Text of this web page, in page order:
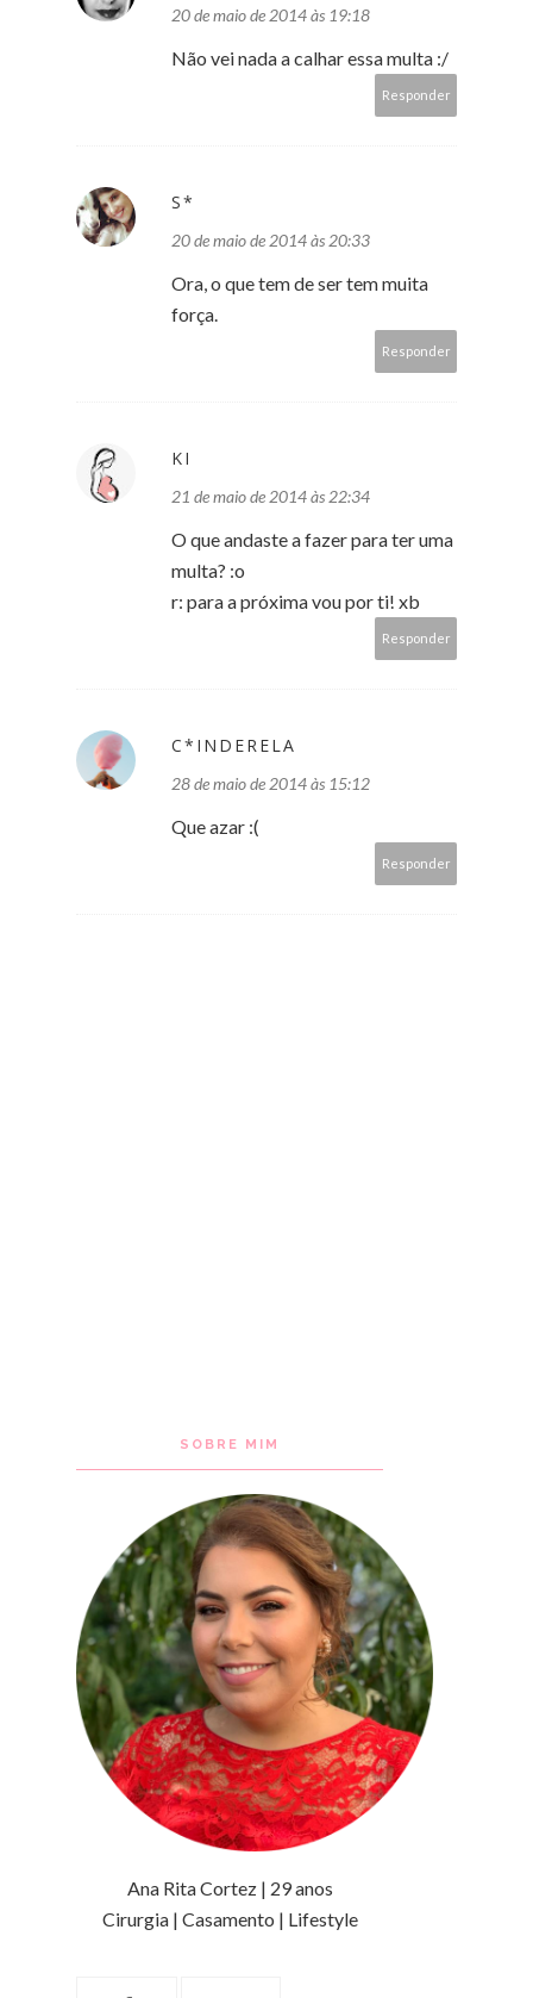
20 de maio de 2014 às 19:18
Não vei nada a calhar essa multa :/
Responder
S*
20 de maio de 2014 às 20:33
Ora, o que tem de ser tem muita
força.
Responder
KI
21 de maio de 2014 às 22:34
O que andaste a fazer para ter uma
multa? :o
r: para a próxima vou por ti! xb
Responder
C*INDERELA
28 de maio de 2014 às 15:12
Que azar :(
Responder
SOBRE MIM
Ana Rita Cortez | 29 anos
Cirurgia | Casamento | Lifestyle